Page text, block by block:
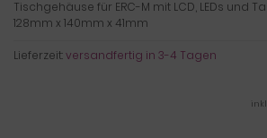
Tischgehäuse für ERC-M mit LCD, LEDs und
128mm x 140mm x 41mm
Lieferzeit:versandfertig in 3-4 Tagen
inkl.